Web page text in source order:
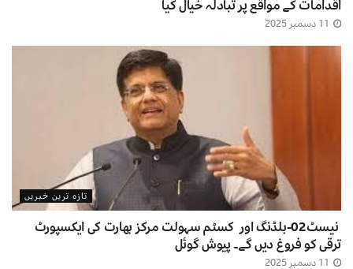
اقدامات کے مواقع پر تبادلہ خیال کیا
تازہ ترین خبریں
نیسٹ02-بلڈنگ اور کسٹم سہولت مرکز بھارت کی ایکسپورٹ
ترقی کو فروغ دیں گے۔ پیوش گوئل